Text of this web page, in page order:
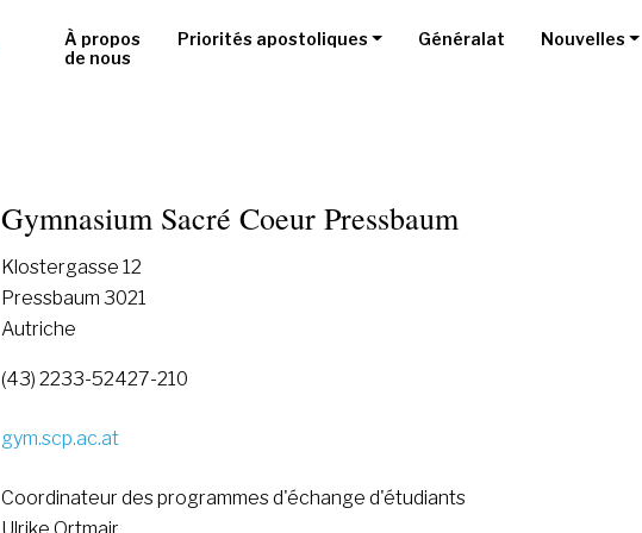
À propos
de nous
Priorités apostoliques Généralat Nouvelles
Gymnasium Sacré Coeur Pressbaum
Klostergasse 12
Pressbaum 3021
Autriche
(43) 2233-52427-210
gym.scp.ac.at
Coordinateur des programmes d'échange d'étudiants